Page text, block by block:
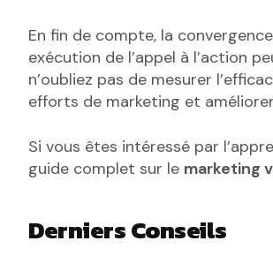
En fin de compte, la
exécution de l’appel à l’action
n’oubliez pas de mesurer
efforts de marketing et
Si vous êtes intéressé par
guide complet sur le marketing
Derniers Conseils